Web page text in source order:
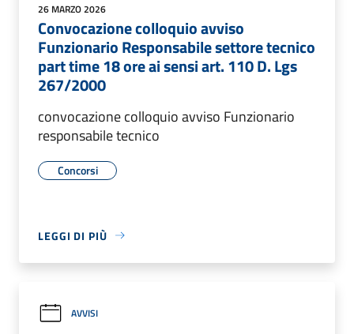
26 MARZO 2026
Convocazione colloquio avviso
Funzionario Responsabile settore tecnico
part time 18 ore ai sensi art. 110 D. Lgs
267/2000
convocazione colloquio avviso Funzionario
responsabile tecnico
Concorsi
LEGGI DI PIÙ
AVVISI